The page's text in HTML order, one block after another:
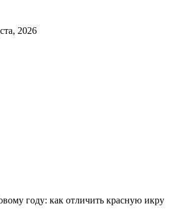
2026
году: как отличить красную икру